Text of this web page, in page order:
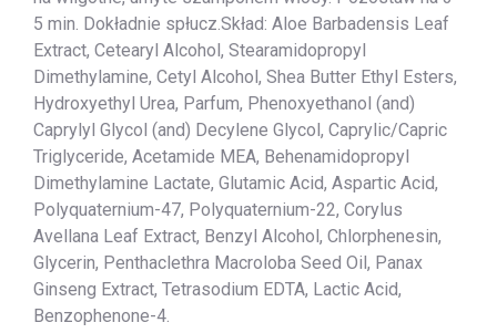
5 min. Dokładnie spłucz.Skład: Aloe Barbadensis Leaf
Extract, Cetearyl Alcohol, Stearamidopropyl
Dimethylamine, Cetyl Alcohol, Shea Butter Ethyl Esters,
Hydroxyethyl Urea, Parfum, Phenoxyethanol (and)
Caprylyl Glycol (and) Decylene Glycol, Caprylic/Capric
Triglyceride, Acetamide MEA, Behenamidopropyl
Dimethylamine Lactate, Glutamic Acid, Aspartic Acid,
Polyquaternium-47, Polyquaternium-22, Corylus
Avellana Leaf Extract, Benzyl Alcohol, Chlorphenesin,
Glycerin, Penthaclethra Macroloba Seed Oil, Panax
Ginseng Extract, Tetrasodium EDTA, Lactic Acid,
Benzophenone-4.